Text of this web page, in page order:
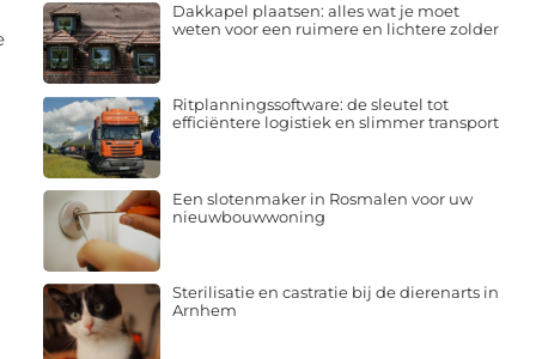
Dakkapel plaatsen: alles wat je moet
weten voor een ruimere en lichtere zolder
Ritplanningssoftware: de sleutel tot
efficiëntere logistiek en slimmer transport
Een slotenmaker in Rosmalen voor uw
nieuwbouwwoning
Sterilisatie en castratie bij de dierenarts in
Arnhem